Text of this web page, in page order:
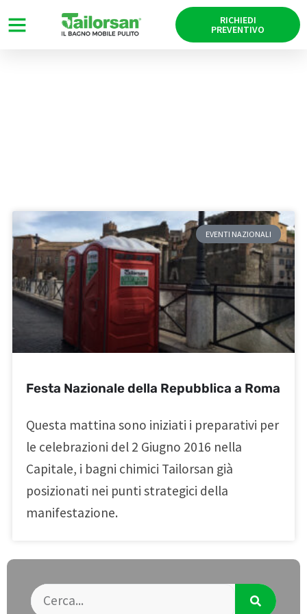
RICHIEDI
PREVENTIVO
EVENTI NAZIONALI
Festa Nazionale della Repubblica a Roma
Questa mattina sono iniziati i preparativi per
le celebrazioni del 2 Giugno 2016 nella
Capitale, i bagni chimici Tailorsan già
posizionati nei punti strategici della
manifestazione.